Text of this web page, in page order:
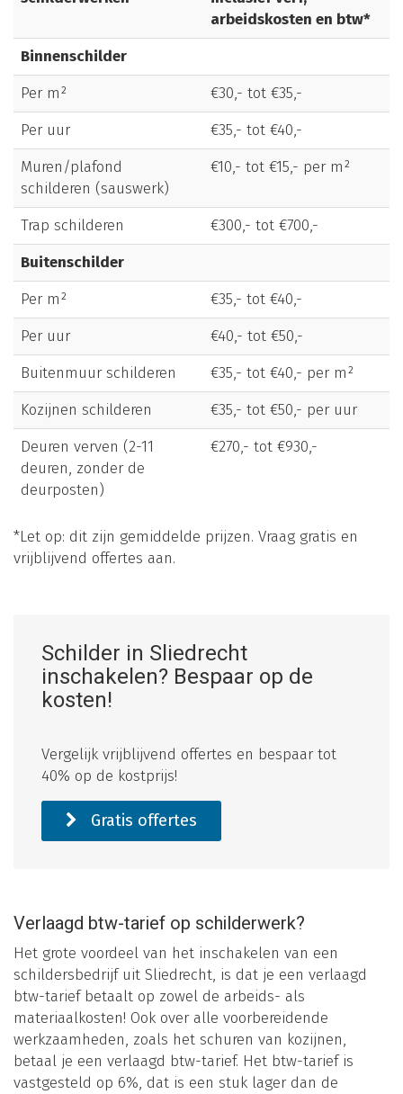
arbeidskosten en btw*
Binnenschilder
Per m²
€30,- tot €35,-
Per uur
€35,- tot €40,-
Muren/plafond
schilderen (sauswerk)
€10,- tot €15,- per m²
Trap schilderen
€300,- tot €700,-
Buitenschilder
Per m²
€35,- tot €40,-
Per uur
€40,- tot €50,-
Buitenmuur schilderen
€35,- tot €40,- per m²
Kozijnen schilderen
€35,- tot €50,- per uur
Deuren verven (2-11
deuren, zonder de
deurposten)
€270,- tot €930,-
*Let op: dit zijn gemiddelde prijzen. Vraag gratis en
vrijblijvend offertes aan.
Schilder in Sliedrecht
inschakelen? Bespaar op de
kosten!
Vergelijk vrijblijvend offertes en bespaar tot
40% op de kostprijs!
Gratis offertes
Verlaagd btw-tarief op schilderwerk?
Het grote voordeel van het inschakelen van een
schildersbedrijf uit Sliedrecht, is dat je een verlaagd
btw-tarief betaalt op zowel de arbeids- als
materiaalkosten! Ook over alle voorbereidende
werkzaamheden, zoals het schuren van kozijnen,
betaal je een verlaagd btw-tarief. Het btw-tarief is
vastgesteld op 6%, dat is een stuk lager dan de